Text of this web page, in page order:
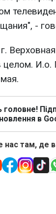
-
целом. И.о.
головне!
в
нас там, де